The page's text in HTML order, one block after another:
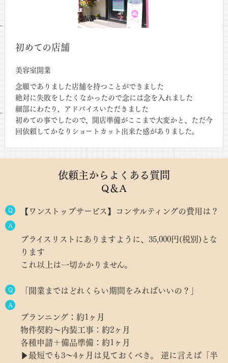
初めての店舗
美容室開業
念願でありました店舗を持つことができました
絶対に失敗をしたくなかったので念には念を入れました
細部にわたり、アドバイスいただきました
初めての事でしたので、開店準備がここまで大変かと、ただ今
回依頼してかなりショートカット出来た感がありました。
依頼主からよくある質問
Q＆A
Q 【ワンストップサービス】コンサルティングの費用は？
A
プライスリストにありますように、35,000円(税別)とな
ります
これ以上は一切かかりません。
Q 「開業まではどれくらい期間をみればいいの？」
A
プランニング：約1ヶ月
物件契約〜内装工事：約2ヶ月
各種申請＋備品準備：約1ヶ月
▶︎最短でも3〜4ヶ月は見ておくべき。 逆に言えば「半